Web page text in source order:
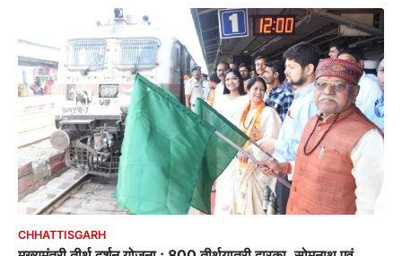
CHHATTISGARH